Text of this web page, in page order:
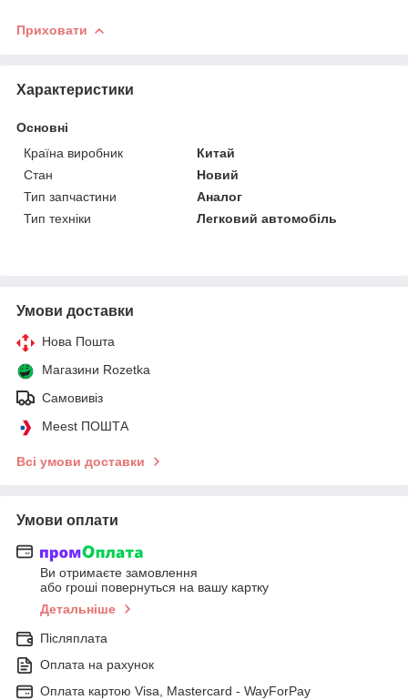
Приховати
Характеристики
Основні
Країна виробник
Китай
Стан
Новий
Тип запчастини
Аналог
Тип техніки
Легковий автомобіль
Умови доставки
Нова Пошта
Магазини Rozetka
Самовивіз
Meest ПОШТА
Всі умови доставки
Умови оплати
Ви отримаєте замовлення
або гроші повернуться на вашу картку
Детальніше
Післяплата
Оплата на рахунок
Оплата картою Visa, Mastercard - WayForPay